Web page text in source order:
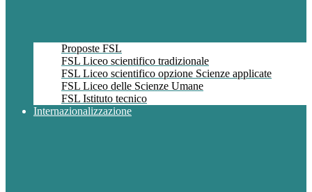
Proposte FSL
FSL Liceo scientifico tradizionale
FSL Liceo scientifico opzione Scienze applicate
FSL Liceo delle Scienze Umane
FSL Istituto tecnico
Internazionalizzazione